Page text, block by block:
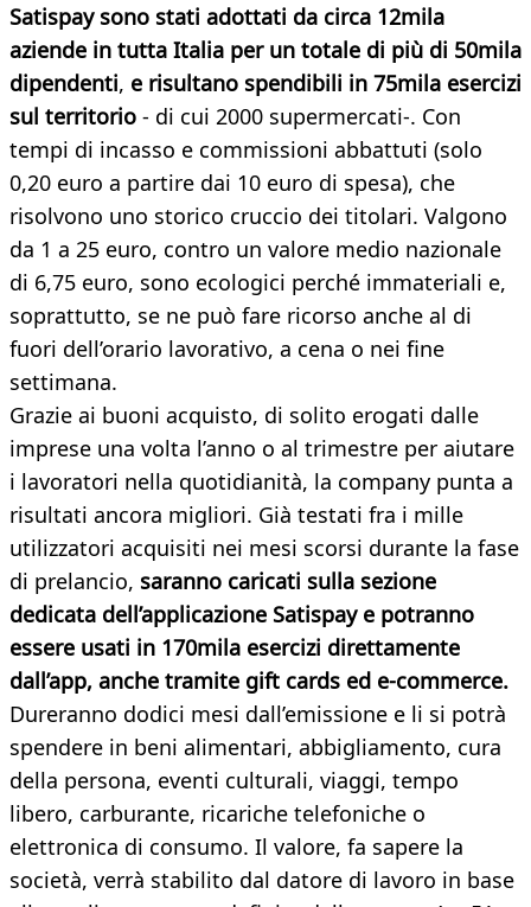
Satispay sono stati adottati da circa 12mila
aziende in tutta Italia per un totale di più di 50mila
dipendenti, e risultano spendibili in 75mila esercizi
sul territorio - di cui 2000 supermercati-. Con
tempi di incasso e commissioni abbattuti (solo
0,20 euro a partire dai 10 euro di spesa), che
risolvono uno storico cruccio dei titolari. Valgono
da 1 a 25 euro, contro un valore medio nazionale
di 6,75 euro, sono ecologici perché immateriali e,
soprattutto, se ne può fare ricorso anche al di
fuori dell’orario lavorativo, a cena o nei fine
settimana.
Grazie ai buoni acquisto, di solito erogati dalle
imprese una volta l’anno o al trimestre per aiutare
i lavoratori nella quotidianità, la company punta a
risultati ancora migliori. Già testati fra i mille
utilizzatori acquisiti nei mesi scorsi durante la fase
di prelancio, saranno caricati sulla sezione
dedicata dell’applicazione Satispay e potranno
essere usati in 170mila esercizi direttamente
dall’app, anche tramite gift cards ed e-commerce.
Dureranno dodici mesi dall’emissione e li si potrà
spendere in beni alimentari, abbigliamento, cura
della persona, eventi culturali, viaggi, tempo
libero, carburante, ricariche telefoniche o
elettronica di consumo. Il valore, fa sapere la
società, verrà stabilito dal datore di lavoro in base